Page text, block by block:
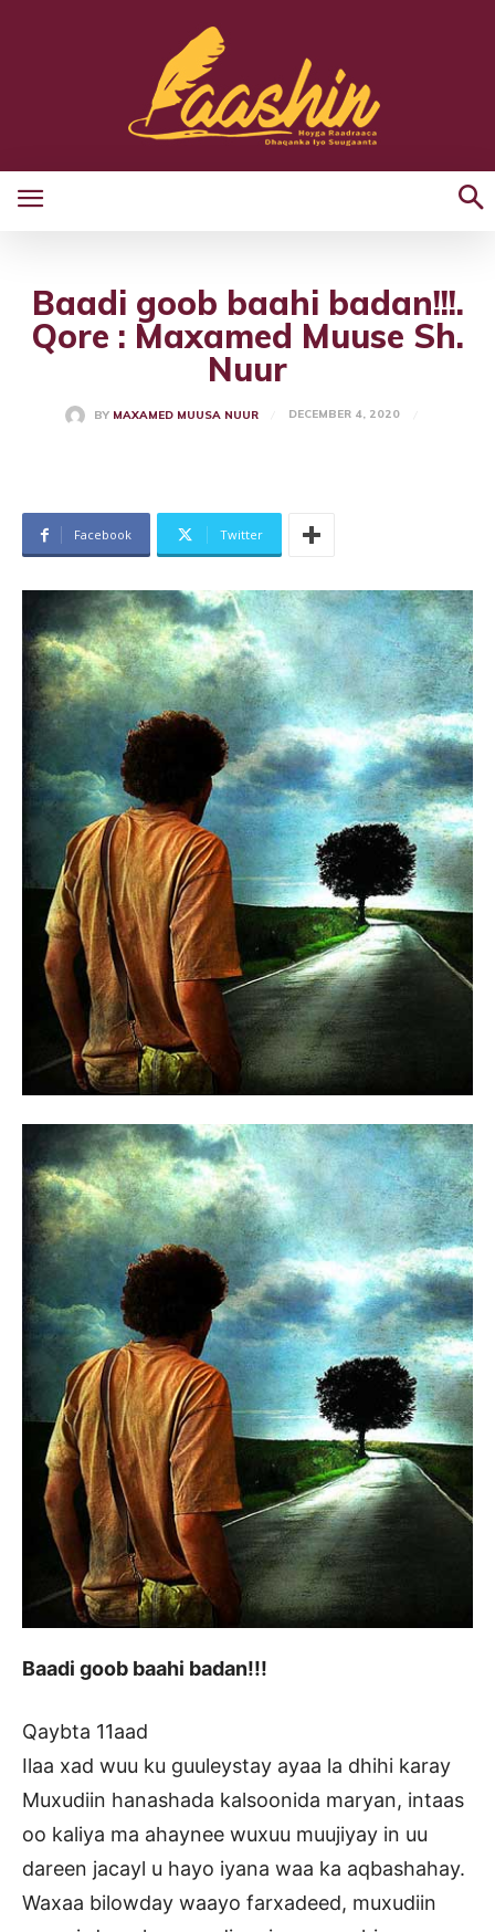
Baadi goob baahi badan!!!.
Qore : Maxamed Muuse Sh.
Nuur
BY MAXAMED MUUSA NUUR DECEMBER 4, 2020
Facebook Twitter
Baadi goob baahi badan!!!
Qaybta 11aad
Ilaa xad wuu ku guuleystay ayaa la dhihi karay
Muxudiin hanashada kalsoonida maryan, intaas
oo kaliya ma ahaynee wuxuu muujiyay in uu
dareen jacayl u hayo iyana waa ka aqbashahay.
Waxaa bilowday waayo farxadeed, muxudiin